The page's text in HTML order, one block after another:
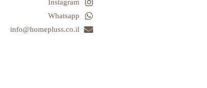
Instagram
Whatsapp
info@homepluss.co.il